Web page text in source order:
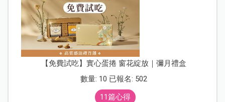
【免費試吃】實心蛋捲 窗花綻放｜彌月禮盒
數量: 10 已報名: 502
11篇心得